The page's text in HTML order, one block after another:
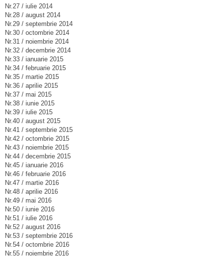
Nr.27 / iulie 2014
Nr.28 / august 2014
Nr.29 / septembrie 2014
Nr.30 / octombrie 2014
Nr.31 / noiembrie 2014
Nr.32 / decembrie 2014
Nr.33 / ianuarie 2015
Nr.34 / februarie 2015
Nr.35 / martie 2015
Nr.36 / aprilie 2015
Nr.37 / mai 2015
Nr.38 / iunie 2015
Nr.39 / iulie 2015
Nr.40 / august 2015
Nr.41 / septembrie 2015
Nr.42 / octombrie 2015
Nr.43 / noiembrie 2015
Nr.44 / decembrie 2015
Nr.45 / ianuarie 2016
Nr.46 / februarie 2016
Nr.47 / martie 2016
Nr.48 / aprilie 2016
Nr.49 / mai 2016
Nr.50 / iunie 2016
Nr.51 / iulie 2016
Nr.52 / august 2016
Nr.53 / septembrie 2016
Nr.54 / octombrie 2016
Nr.55 / noiembrie 2016